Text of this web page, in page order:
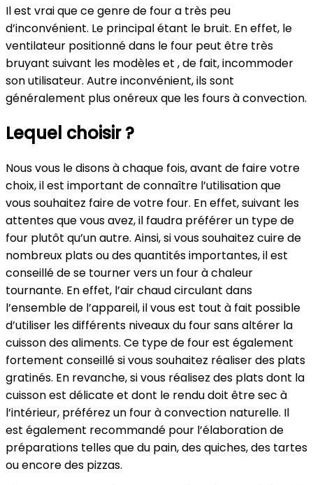
Il est vrai que ce genre de four a très peu
d’inconvénient. Le principal étant le bruit. En effet, le
ventilateur positionné dans le four peut être très
bruyant suivant les modèles et , de fait, incommoder
son utilisateur. Autre inconvénient, ils sont
généralement plus onéreux que les fours à convection.
Lequel choisir ?
Nous vous le disons à chaque fois, avant de faire votre
choix, il est important de connaître l’utilisation que
vous souhaitez faire de votre four. En effet, suivant les
attentes que vous avez, il faudra préférer un type de
four plutôt qu’un autre. Ainsi, si vous souhaitez cuire de
nombreux plats ou des quantités importantes, il est
conseillé de se tourner vers un four à chaleur
tournante. En effet, l’air chaud circulant dans
l’ensemble de l’appareil, il vous est tout à fait possible
d’utiliser les différents niveaux du four sans altérer la
cuisson des aliments. Ce type de four est également
fortement conseillé si vous souhaitez réaliser des plats
gratinés. En revanche, si vous réalisez des plats dont la
cuisson est délicate et dont le rendu doit être sec à
l’intérieur, préférez un four à convection naturelle. Il
est également recommandé pour l’élaboration de
préparations telles que du pain, des quiches, des tartes
ou encore des pizzas.